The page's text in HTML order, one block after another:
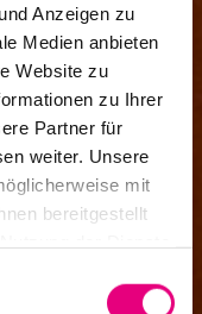
Anzeigen zu
Medien anbieten
Website zu
zu Ihrer
Partner für
weiter. Unsere
mit
bereitgestellt